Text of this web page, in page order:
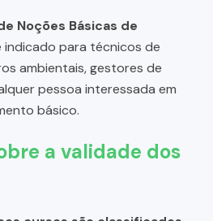
Noções Básicas de
indicado para técnicos de
ambientais, gestores de
pessoa interessada em
básico.
a validade dos